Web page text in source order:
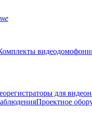
для
Проектное